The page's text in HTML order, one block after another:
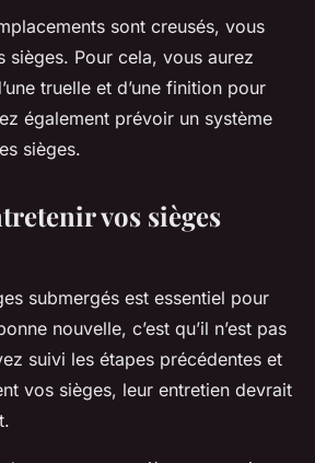
sont creusés, vous
sièges. Pour cela, vous aurez
truelle et d’une finition pour
également prévoir un système
sièges.
vos sièges
submergés est essentiel pour
nouvelle, c’est qu’il n’est pas
suivi les étapes précédentes et
vos sièges, leur entretien devrait